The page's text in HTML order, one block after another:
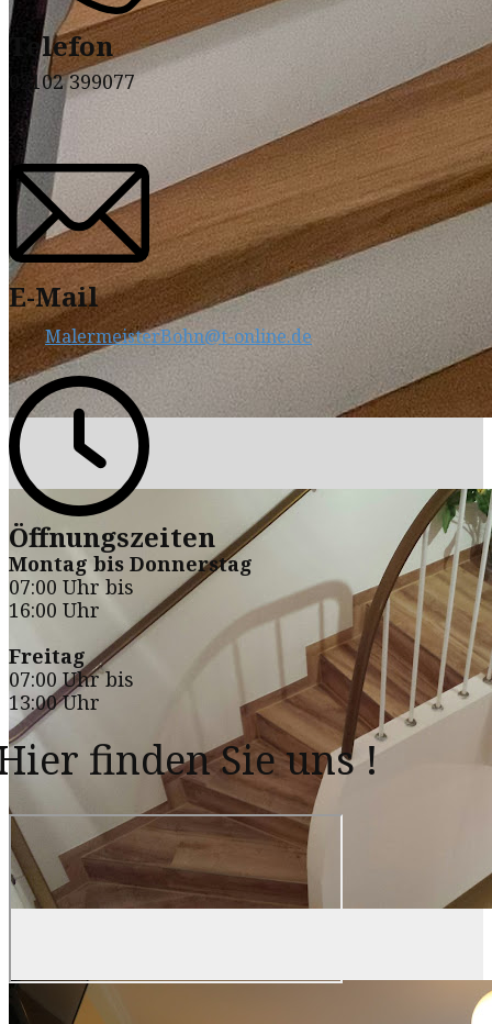
Telefon
02102 399077
E-Mail
MalermeisterBohn@t-online.de
Öffnungszeiten
Montag bis Donnerstag
07:00 Uhr bis
16:00 Uhr
Freitag
07:00 Uhr bis
13:00 Uhr
finden Sie uns !